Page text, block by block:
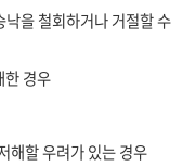
을 철회하거나 거절할 수
한 경우
해할 우려가 있는 경우